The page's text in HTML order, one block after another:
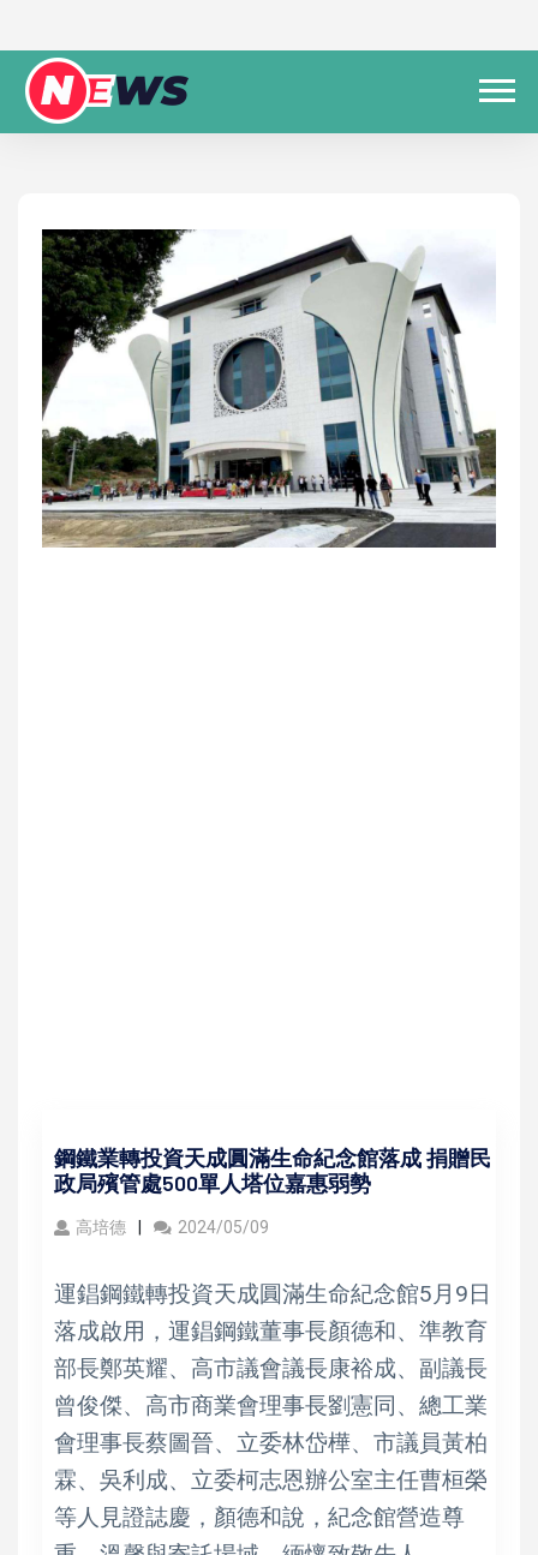
鋼鐵業轉投資天成圓滿生命紀念館落成 捐贈民
政局殯管處500單人塔位嘉惠弱勢
高培德 2024/05/09
運錩鋼鐵轉投資天成圓滿生命紀念館5月9日
落成啟用，運錩鋼鐵董事長顏德和、準教育
部長鄭英耀、高市議會議長康裕成、副議長
曾俊傑、高市商業會理事長劉憲同、總工業
會理事長蔡圖晉、立委林岱樺、市議員黃柏
霖、吳利成、立委柯志恩辦公室主任曹桓榮
等人見證誌慶，顏德和說，紀念館營造尊